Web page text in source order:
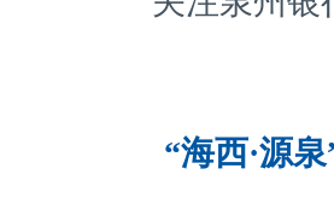
“海西·源